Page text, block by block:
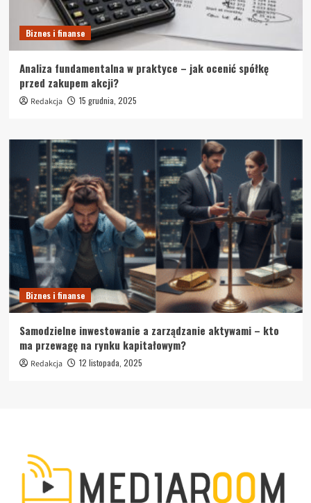
Biznes i finanse
Analiza fundamentalna w praktyce – jak ocenić spółkę
przed zakupem akcji?
Redakcja 15 grudnia, 2025
Biznes i finanse
Samodzielne inwestowanie a zarządzanie aktywami – kto
ma przewagę na rynku kapitałowym?
Redakcja 12 listopada, 2025